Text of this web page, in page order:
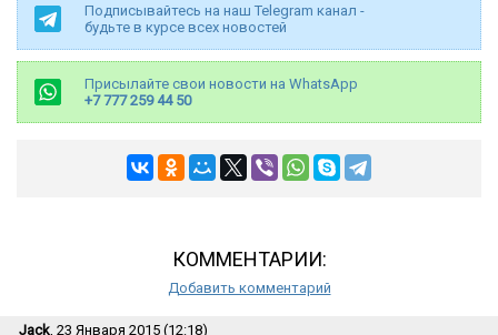
Подписывайтесь на наш Telegram канал -
будьте в курсе всех новостей
Присылайте свои новости на WhatsApp
+7 777 259 44 50
КОММЕНТАРИИ:
Добавить комментарий
Jack, 23 Января 2015 (12:18)